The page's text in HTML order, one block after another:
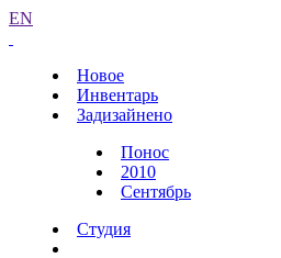
EN
Новое
Инвентарь
Задизайнено
Понос
2010
Сентябрь
Студия